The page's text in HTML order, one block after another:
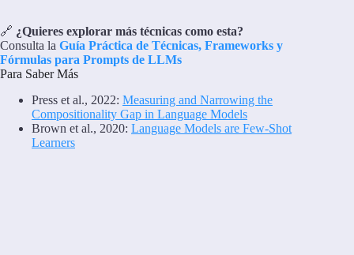
🔗 ¿Quieres explorar más técnicas como esta?
Consulta la Guía Práctica de Técnicas, Frameworks y
Fórmulas para Prompts de LLMs
Para Saber Más
Press et al., 2022: Measuring and Narrowing the
Compositionality Gap in Language Models
Brown et al., 2020: Language Models are Few-Shot
Learners